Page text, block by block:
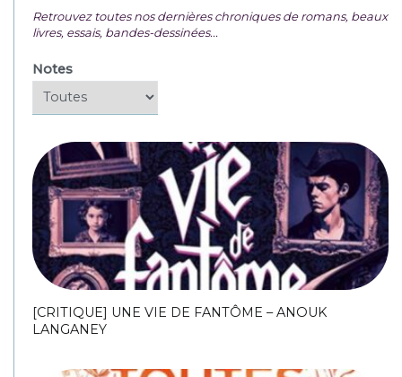
Retrouvez toutes nos dernières chroniques de romans, beaux
livres, essais, bandes-dessinées...
Notes
[CRITIQUE] UNE VIE DE FANTÔME – ANOUK
LANGANEY